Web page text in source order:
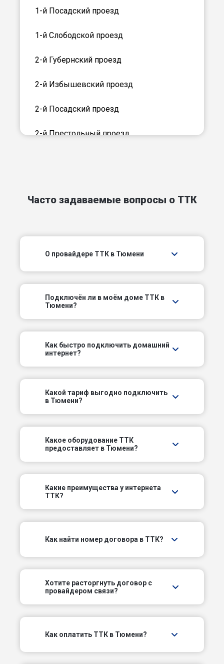
1-й Посадский проезд
1-й Слободской проезд
2-й Губернский проезд
2-й Избышевский проезд
2-й Посадский проезд
2-й Престольный проезд
3-й Губернский проезд
3-й Посадский проезд
3-й Слободской проезд
4-й Посадский проезд
4-й Престольный проезд
4-й Северный пер
4-й Слободской проезд
5-й Земской проезд
5-й Посадский проезд
5-й Слободской проезд
Часто задаваемые вопросы о ТТК
О провайдере ТТК в Тюмени
Подключëн ли в моём доме ТТК в
Тюмени?
Как быстро подключить домашний
интернет?
Какой тариф выгодно подключить
в Тюмени?
Какое оборудование ТТК
предоставляет в Тюмени?
Какие преимущества у интернета
ТТК?
Как найти номер договора в ТТК?
Хотите расторгнуть договор с
провайдером связи?
Как оплатить ТТК в Тюмени?